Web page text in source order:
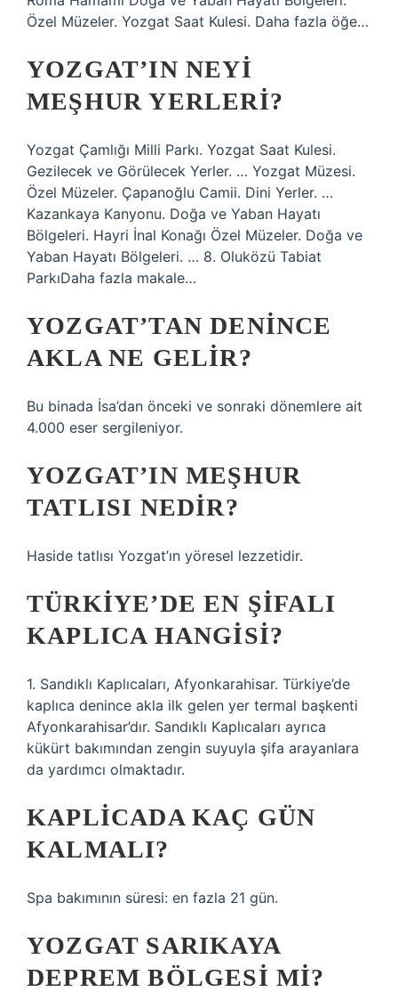
Özel Müzeler. Yozgat Saat Kulesi. Daha fazla öğe…
YOZGAT’IN NEYI
MEŞHUR YERLERI?
Yozgat Çamlığı Milli Parkı. Yozgat Saat Kulesi.
Gezilecek ve Görülecek Yerler. … Yozgat Müzesi.
Özel Müzeler. Çapanoğlu Camii. Dini Yerler. …
Kazankaya Kanyonu. Doğa ve Yaban Hayatı
Bölgeleri. Hayri İnal Konağı Özel Müzeler. Doğa ve
Yaban Hayatı Bölgeleri. … 8. Oluközü Tabiat
ParkıDaha fazla makale…
YOZGAT’TAN DENINCE
AKLA NE GELIR?
Bu binada İsa’dan önceki ve sonraki dönemlere ait
4.000 eser sergileniyor.
YOZGAT’IN MEŞHUR
TATLISI NEDIR?
Haside tatlısı Yozgat’ın yöresel lezzetidir.
TÜRKIYE’DE EN ŞIFALI
KAPLICA HANGISI?
1. Sandıklı Kaplıcaları, Afyonkarahisar. Türkiye’de
kaplıca denince akla ilk gelen yer termal başkenti
Afyonkarahisar’dır. Sandıklı Kaplıcaları ayrıca
kükürt bakımından zengin suyuyla şifa arayanlara
da yardımcı olmaktadır.
KAPLICADA KAÇ GÜN
KALMALI?
Spa bakımının süresi: en fazla 21 gün.
YOZGAT SARIKAYA
DEPREM BÖLGESI MI?